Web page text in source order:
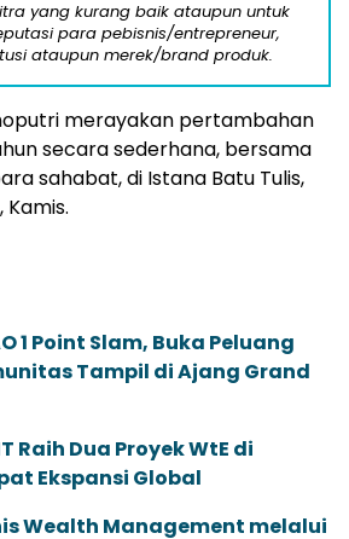
yang kurang baik ataupun untuk
para pebisnis/entrepreneur,
ataupun merek/brand produk.
merayakan pertambahan
secara sederhana, bersama
sahabat, di Istana Batu Tulis,
1 Point Slam, Buka Peluang
Tampil di Ajang Grand
Raih Dua Proyek WtE di
Ekspansi Global
Wealth Management melalui